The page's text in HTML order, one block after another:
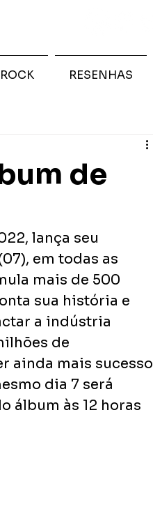
de
lança seu
em todas as
mais de 500
sua história e
a indústria
de
ainda mais sucesso
dia 7 será
álbum às 12 horas
RESENHAS